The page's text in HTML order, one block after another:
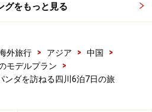
グをもっと見る
外旅行 > アジア > 中国
>
モデルプラン
>
ンダを訪ねる四川6泊7日の旅